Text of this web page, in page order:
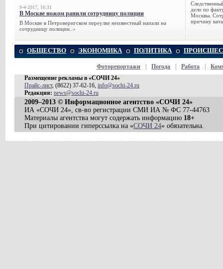
9-4-2017, 16:31
В Москве ножом ранили сотрудницу полиции
В Москве в Петроверигском переулке неизвестный напали на
сотрудницу полиции..»
дело по
Москвы.
причину
ОБЩЕСТВО ЭКОНОМИКА ПОЛИТИКА
Фоторепортажи Погода Работа
Размещение рекламы в «СОЧИ 24»
Прайс-лист, (8622) 37-62-16, info@sochi-24.ru
Редакция: news@sochi-24.ru
2009–2013 © Информационное агентство «СОЧИ 24»
ИА «СОЧИ 24», св-во регистрации СМИ ИА № ФС 77-44763
Материалы агентства могут содержать информацию 18+
При цитировании гиперссылка на «СОЧИ 24» обязательна.